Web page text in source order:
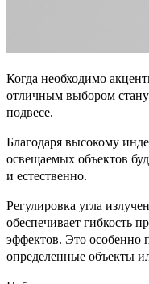
Когда необходимо
отличным выбором
подвесе.
Благодаря высокому
освещаемых объектов
и естественно.
Регулировка угла
обеспечивает гибкость
эффектов. Это особенно
определенные объекты